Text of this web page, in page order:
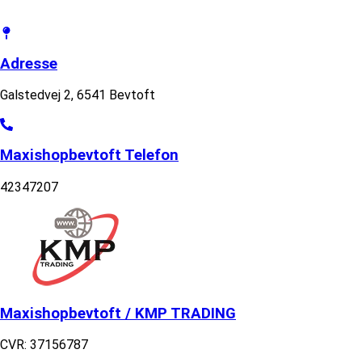
Adresse
Galstedvej 2, 6541 Bevtoft
Maxishopbevtoft Telefon
42347207
Maxishopbevtoft / KMP TRADING
CVR: 37156787